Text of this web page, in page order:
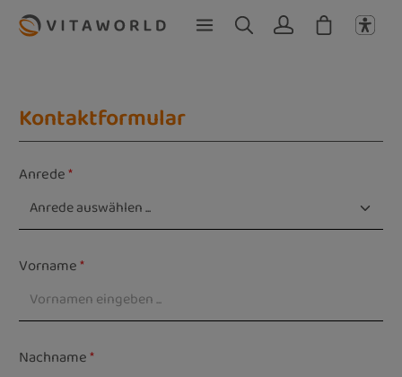
Zum Hauptinhalt springen
Kontaktformular
Anrede*
Vorname*
Nachname*